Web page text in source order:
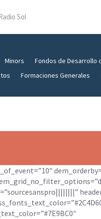
Sol
Minors
Fondos de Desarrollo
Formaciones Generales